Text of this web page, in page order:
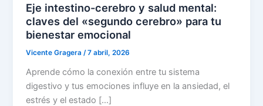
Eje intestino-cerebro y salud mental:
claves del «segundo cerebro» para tu
bienestar emocional
Vicente Gragera /7 abril, 2026
Aprende cómo la conexión entre tu sistema
digestivo y tus emociones influye en la ansiedad, el
estrés y el estado […]